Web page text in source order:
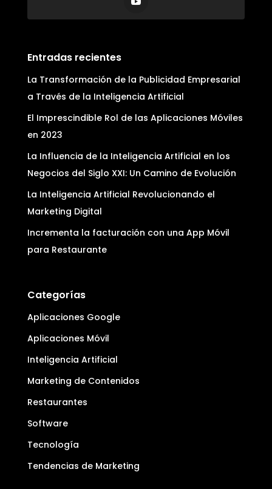
Entradas recientes
La Transformación de la Publicidad Empresarial
a Través de la Inteligencia Artificial
El Imprescindible Rol de las Aplicaciones Móviles
en 2023
La Influencia de la Inteligencia Artificial en los
Negocios del Siglo XXI: Un Camino de Evolución
La Inteligencia Artificial Revolucionando el
Marketing Digital
Incrementa la facturación con una App Móvil
para Restaurante
Categorías
Aplicaciones Google
Aplicaciones Móvil
Inteligencia Artificial
Marketing de Contenidos
Restaurantes
Software
Tecnología
Tendencias de Marketing